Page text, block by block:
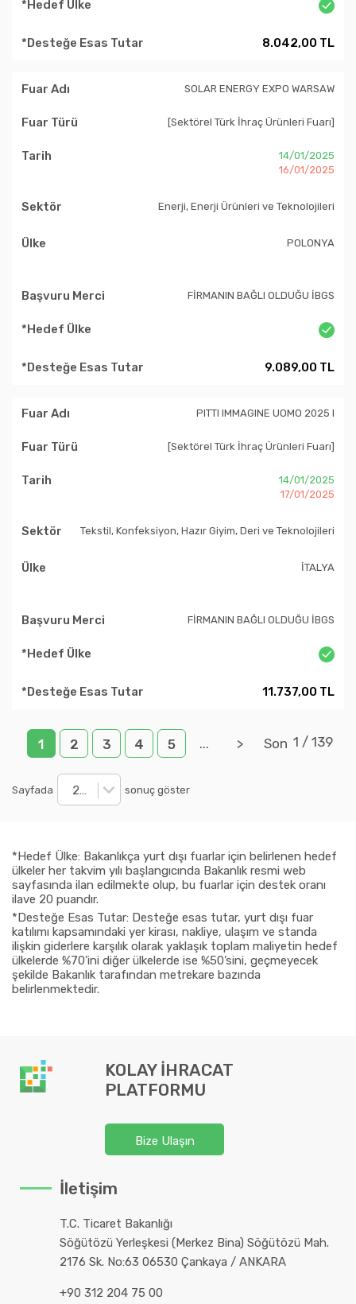
8.042,00 TL
SOLAR ENERGY EXPO WARSAW
[Sektörel Türk İhraç Ürünleri Fuarı]
14/01/2025
16/01/2025
Enerji, Enerji Ürünleri ve Teknolojileri
POLONYA
FİRMANIN BAĞLI OLDUĞU İBGS
9.089,00 TL
PITTI IMMAGINE UOMO 2025 I
[Sektörel Türk İhraç Ürünleri Fuarı]
14/01/2025
17/01/2025
Tekstil, Konfeksiyon, Hazır Giyim, Deri ve Teknolojileri
İTALYA
FİRMANIN BAĞLI OLDUĞU İBGS
11.737,00 TL
1 2 3 4 5 ... > Son 1 / 139
Sayfada 20 sonuç göster
*Hedef Ülke: Bakanlıkça yurt dışı fuarlar için belirlenen hedef
ülkeler her takvim yılı başlangıcında Bakanlık resmi web
sayfasında ilan edilmekte olup, bu fuarlar için destek oranı
ilave 20 puandır.
*Desteğe Esas Tutar: Desteğe esas tutar, yurt dışı fuar
katılımı kapsamındaki yer kirası, nakliye, ulaşım ve standa
ilişkin giderlere karşılık olarak yaklaşık toplam maliyetin hedef
ülkelerde %70’ini diğer ülkelerde ise %50’sini, geçmeyecek
şekilde Bakanlık tarafından metrekare bazında
belirlenmektedir.
KOLAY İHRACAT
PLATFORMU
Bize Ulaşın
İletişim
T.C. Ticaret Bakanlığı
Söğütözü Yerleşkesi (Merkez Bina) Söğütözü Mah.
2176 Sk. No:63 06530 Çankaya / ANKARA
+90 312 204 75 00